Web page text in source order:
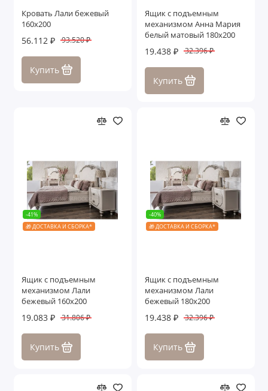
Кровать Лали бежевый
160х200
56.112 ₽ 93.520 ₽
Купить
Ящик с подъемным
механизмом Анна Мария
белый матовый 180х200
19.438 ₽ 32.396 ₽
Купить
-41%
🎁 ДОСТАВКА И СБОРКА*
Ящик с подъемным
механизмом Лали
бежевый 160х200
19.083 ₽ 31.806 ₽
Купить
-40%
🎁 ДОСТАВКА И СБОРКА*
Ящик с подъемным
механизмом Лали
бежевый 180х200
19.438 ₽ 32.396 ₽
Купить